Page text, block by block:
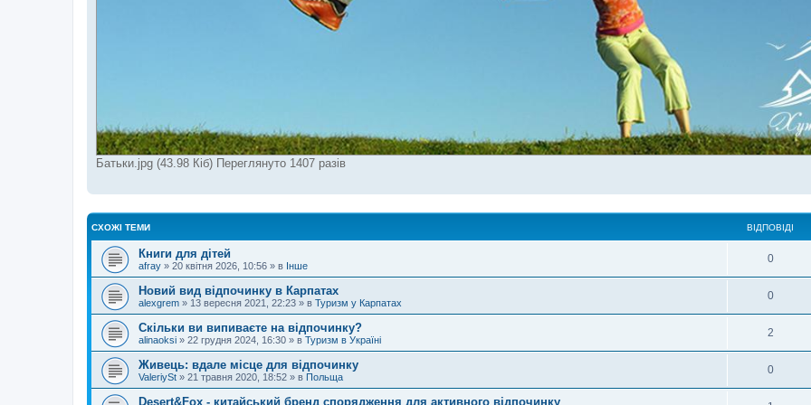
Батьки.jpg (43.98 Кіб) Переглянуто 1407 разів
СХОЖІ ТЕМИ ВІДПОВІДІ
Книги для дітей
аfray » 20 квітня 2026, 10:56 » в Інше
0
Новий вид відпочинку в Карпатах
alexgrem » 13 вересня 2021, 22:23 » в Туризм у Карпатах
0
Скільки ви випиваєте на відпочинку?
alinaoksi » 22 грудня 2024, 16:30 » в Туризм в Україні
2
Живець: вдале місце для відпочинку
ValeriySt » 21 травня 2020, 18:52 » в Польща
0
Desert&Fox - китайський бренд спорядження для активного відпочинку